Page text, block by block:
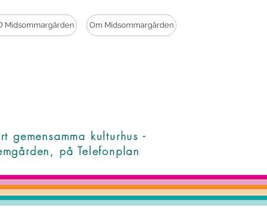
Midsommargården Om Midsommargården
gemensamma kulturhus -
på Telefonplan